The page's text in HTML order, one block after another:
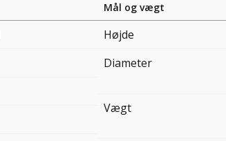
Mål og vægt
Højde
Diameter
Vægt